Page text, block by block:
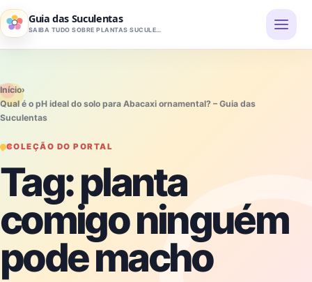
Pular para o conteúdo
Guia das Suculentas
SAIBA TUDO SOBRE PLANTAS SUCULENTAS
Início›
Qual é o pH ideal do solo para Abacaxi ornamental? – Guia das
Suculentas
COLEÇÃO DO PORTAL
Tag:planta
comigo ninguém
pode macho